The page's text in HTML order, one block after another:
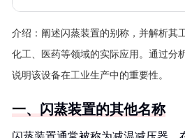
介绍： 阐述闪蒸装置的别称，并解析其
化工、医药等领域的实际应用。通过分
说明该设备在工业生产中的重要性。
一、闪蒸装置的其他名称